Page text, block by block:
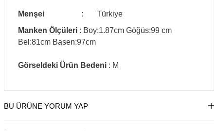
Menşei :
Türkiye
Manken Ölçüleri : Boy:1.87cm Göğüs:99 cm
Bel:81cm Basen:97cm
Görseldeki Ürün Bedeni : M
BU ÜRÜNE YORUM YAP